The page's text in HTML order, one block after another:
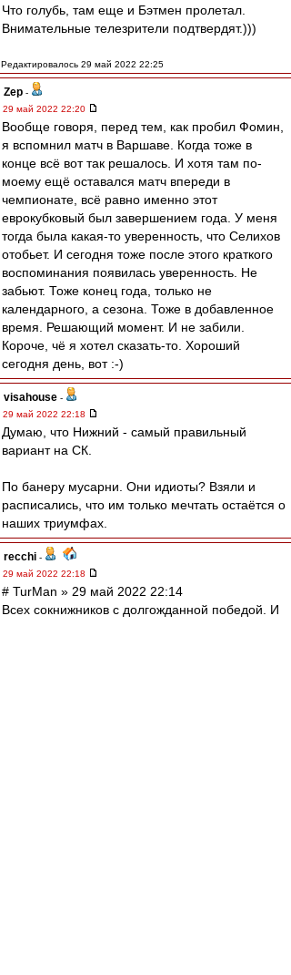
Что голубь, там еще и Бэтмен пролетал.
Внимательные телезрители подтвердят.)))
Редактировалось 29 май 2022 22:25
Zep -
29 май 2022 22:20
Вообще говоря, перед тем, как пробил Фомин,
я вспомнил матч в Варшаве. Когда тоже в
конце всё вот так решалось. И хотя там по-
моему ещё оставался матч впереди в
чемпионате, всё равно именно этот
еврокубковый был завершением года. У меня
тогда была какая-то уверенность, что Селихов
отобьет. И сегодня тоже после этого краткого
воспоминания появилась уверенность. Не
забьют. Тоже конец года, только не
календарного, а сезона. Тоже в добавленное
время. Решающий момент. И не забили.
Короче, чё я хотел сказать-то. Хороший
сегодня день, вот :-)
visahouse -
29 май 2022 22:18
Думаю, что Нижний - самый правильный
вариант на СК.
По банеру мусарни. Они идиоты? Взяли и
расписались, что им только мечтать остаётся о
наших триумфах.
recchi -
29 май 2022 22:18
# TurMan » 29 май 2022 22:14
Всех сокнижников с долгожданной победой. И